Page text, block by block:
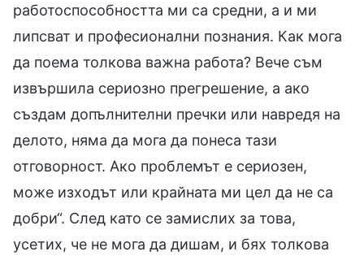
работоспособността ми са средни, а и ми
липсват и професионални познания. Как мога
да поема толкова важна работа? Вече съм
извършила сериозно прегрешение, а ако
създам допълнителни пречки или навредя на
делото, няма да мога да понеса тази
отговорност. Ако проблемът е сериозен,
може изходът или крайната ми цел да не са
добри“. След като се замислих за това,
усетих, че не мога да дишам, и бях толкова